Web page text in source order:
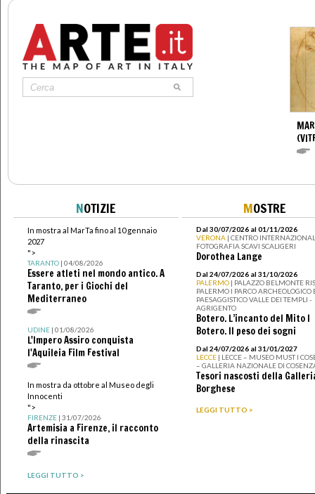
NOTIZIE
In mostra al MarTa fino al 10 gennaio
2027
">
TARANTO| 04/08/2026
Essere atleti nel mondo antico. A
Taranto, per i Giochi del
Mediterraneo
UDINE| 01/08/2026
L'Impero Assiro conquista
l'Aquileia Film Festival
In mostra da ottobre al Museo degli
Innocenti
">
FIRENZE| 31/07/2026
Artemisia a Firenze, il racconto
della rinascita
LEGGI TUTTO >
MOSTRE
Dal 30/07/2026 al 01/11/2026
VERONA | CENTRO
FOTOGRAFIA SCAVI SCALIGERI
Dorothea Lange
Dal 24/07/2026 al 31/10/2026
PALERMO | PALAZZO BELMONTE
PALERMO I PARCO ARCHEOLOGICO
PAESAGGISTICO VALLE DEI TEMPLI -
AGRIGENTO
Botero. L’incanto del Mito I
Botero. Il peso dei sogni
Dal 24/07/2026 al 31/01/2027
LECCE | LECCE – MUSEO MUST I
– GALLERIA NAZIONALE DI
Tesori nascosti della
Borghese
LEGGI TUTTO >